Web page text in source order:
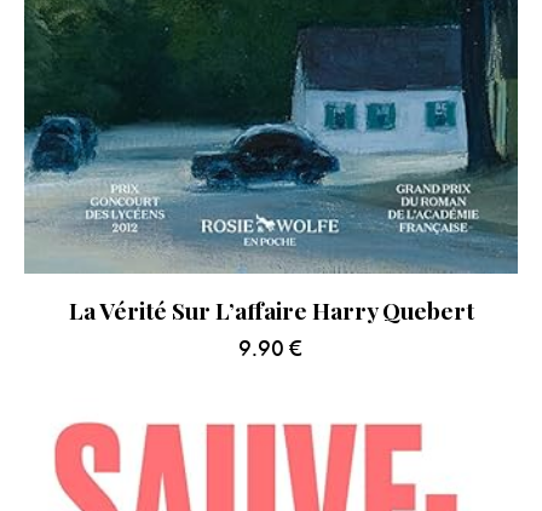
La Vérité Sur L’affaire Harry Quebert
9.90 €